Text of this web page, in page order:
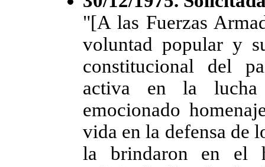
"[A las Fuerzas
voluntad popular y
constitucional del
activa en la
emocionado
vida en la defensa de
la brindaron en el